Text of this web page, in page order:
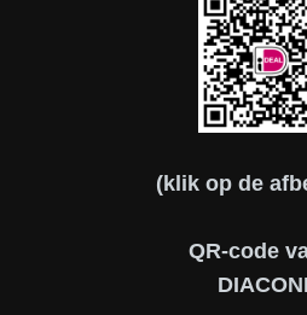
(klik op de
QR-code